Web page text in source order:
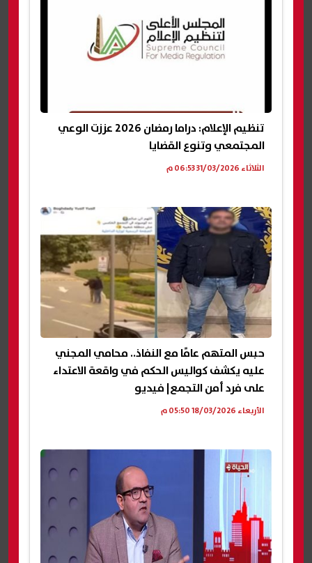
تنظيم الإعلام: دراما رمضان 2026 عززت الوعي
المجتمعي وتنوع القضايا
الثلاثاء 31/03/2026 06:53 م
حبس المتهم عامًا مع النفاذ.. محامي المجني
عليه يكشف كواليس الحكم في واقعة الاعتداء
على فرد أمن التجمع| فيديو
الأربعاء 18/03/2026 05:50 م